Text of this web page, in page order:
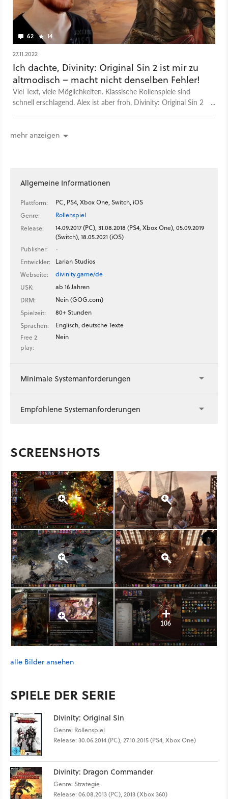
62 14
27.11.2022
Ich dachte, Divinity: Original Sin 2 ist mir zu
altmodisch – macht nicht denselben Fehler!
Viel Text, viele Möglichkeiten. Klassische Rollenspiele sind
schnell erschlagend. Alex ist aber froh, Divinity: Original Sin 2
mehr anzeigen
Allgemeine Informationen
Plattform:
PC, PS4, Xbox One, Switch, iOS
Genre:
Rollenspiel
Release:
14.09.2017 (PC), 31.08.2018 (PS4, Xbox One), 05.09.2019
(Switch), 18.05.2021 (iOS)
Publisher:
-
Entwickler:
Larian Studios
Webseite:
divinity.game/de
USK:
ab 16 Jahren
DRM:
Nein (GOG.com)
Spielzeit:
80+ Stunden
Sprachen:
Englisch, deutsche Texte
Free 2
play:
Nein
Minimale Systemanforderungen
Empfohlene Systemanforderungen
SCREENSHOTS
106
alle Bilder ansehen
SPIELE DER SERIE
Divinity: Original Sin
Genre: Rollenspiel
Release: 30.06.2014 (PC), 27.10.2015 (PS4, Xbox One)
Divinity: Dragon Commander
Genre: Strategie
Release: 06.08.2013 (PC), 2013 (Xbox 360)